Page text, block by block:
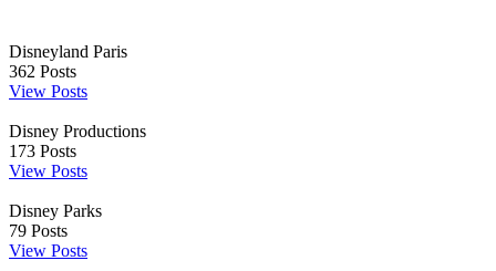
Disneyland Paris
362 Posts
View Posts
Disney Productions
173 Posts
View Posts
Disney Parks
79 Posts
View Posts